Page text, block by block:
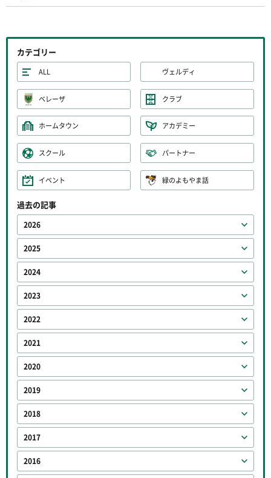
カテゴリー
ALL ヴェルディ
ベレーザ クラブ
ホームタウン アカデミー
スクール パートナー
イベント 緑のよもやま話
過去の記事
2026
2025
2024
2023
2022
2021
2020
2019
2018
2017
2016